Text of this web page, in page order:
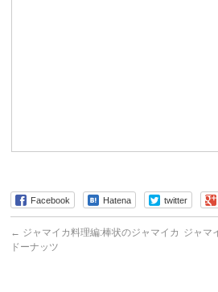
Facebook Hatena twitter
← ジャマイカ料理編:棒状のジャマイカ
ドーナッツ
ジャマ